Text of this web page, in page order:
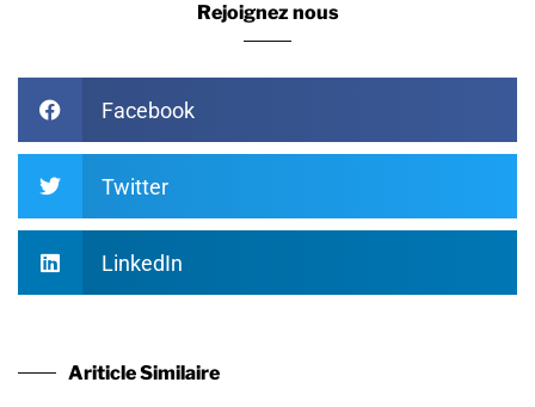
Rejoignez nous
Facebook
Twitter
LinkedIn
Ariticle Similaire